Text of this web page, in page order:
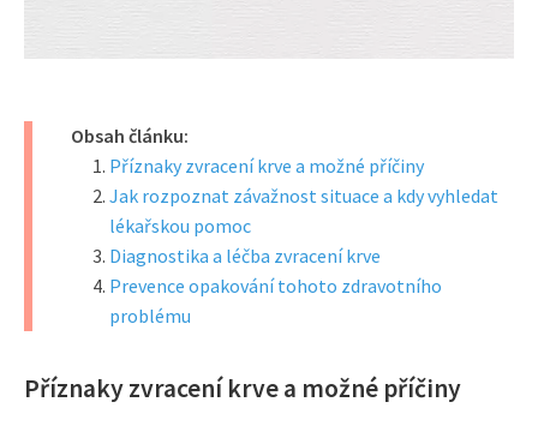
Obsah článku:
Příznaky zvracení krve a možné příčiny
Jak rozpoznat závažnost situace a kdy vyhledat
lékařskou pomoc
Diagnostika a léčba zvracení krve
Prevence opakování tohoto zdravotního
problému
Příznaky zvracení krve a možné příčiny